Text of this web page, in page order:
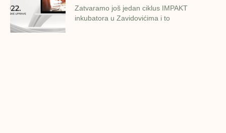
Zatvaramo još jedan ciklus IMPAKT
inkubatora u Zavidovićima i to